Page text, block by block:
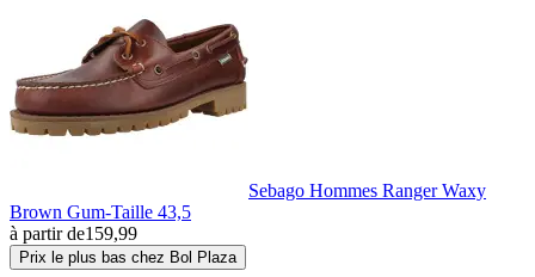
Sebago Hommes Ranger Waxy
Brown Gum-Taille 43,5
à partir de159,99
Prix le plus bas chez Bol Plaza